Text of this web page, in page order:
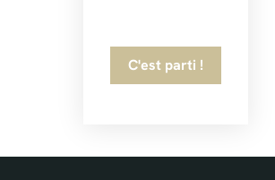
C'est parti !
devrait